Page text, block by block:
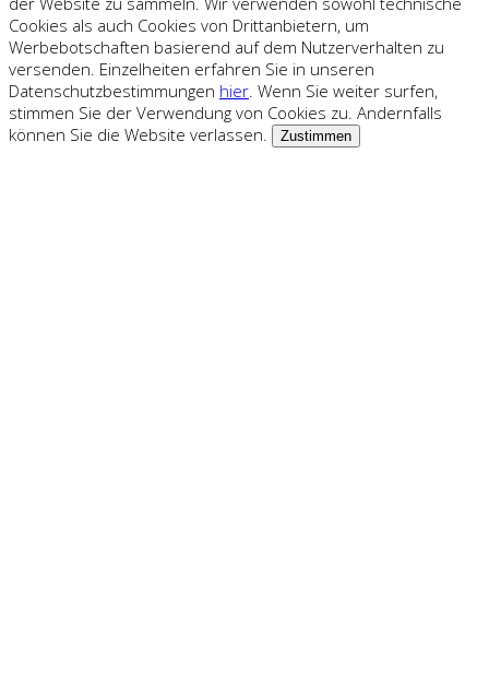
Cookies als auch Cookies von Drittanbietern, um
Werbebotschaften basierend auf dem Nutzerverhalten zu
versenden. Einzelheiten erfahren Sie in unseren
Datenschutzbestimmungen hier. Wenn Sie weiter surfen,
stimmen Sie der Verwendung von Cookies zu. Andernfalls
können Sie die Website verlassen.
Zustimmen